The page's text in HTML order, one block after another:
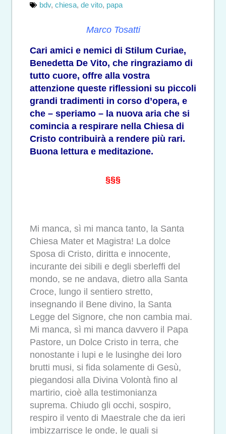
bdv, chiesa, de vito, papa
Marco Tosatti
Cari amici e nemici di Stilum Curiae,
Benedetta De Vito, che ringraziamo di
tutto cuore, offre alla vostra
attenzione queste riflessioni su piccoli
grandi tradimenti in corso d’opera, e
che – speriamo – la nuova aria che si
comincia a respirare nella Chiesa di
Cristo contribuirà a rendere più rari.
Buona lettura e meditazione.
§§§
Mi manca, sì mi manca tanto, la Santa
Chiesa Mater et Magistra! La dolce
Sposa di Cristo, diritta e innocente,
incurante dei sibili e degli sberleffi del
mondo, se ne andava, dietro alla Santa
Croce, lungo il sentiero stretto,
insegnando il Bene divino, la Santa
Legge del Signore, che non cambia mai.
Mi manca, sì mi manca davvero il Papa
Pastore, un Dolce Cristo in terra, che
nonostante i lupi e le lusinghe dei loro
brutti musi, si fida solamente di Gesù,
piegandosi alla Divina Volontà fino al
martirio, cioè alla testimonianza
suprema. Chiudo gli occhi, sospiro,
respiro il vento di Maestrale che da ieri
imbizzarrisce le onde, le quali si